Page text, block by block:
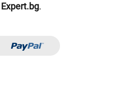
Expert.bg.